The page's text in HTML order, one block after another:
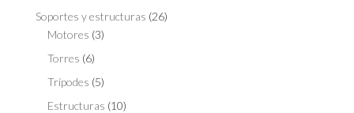
Soportes y estructuras (26)
Motores (3)
Torres (6)
Trípodes (5)
Estructuras (10)